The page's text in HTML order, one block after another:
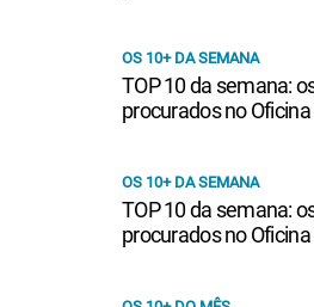
OS 10+ DA SEMANA
TOP 10 da semana:
procurados no
OS 10+ DA SEMANA
TOP 10 da semana:
procurados no